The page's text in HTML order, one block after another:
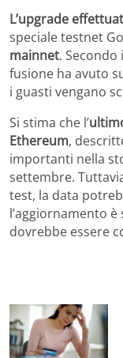
L’upgrade
speciale testnet
mainnet.
fusione ha avuto
i guasti vengano
Si stima che l’
Ethereum,
importanti nella
settembre.
test, la data
l’aggiornamento
dovrebbe essere